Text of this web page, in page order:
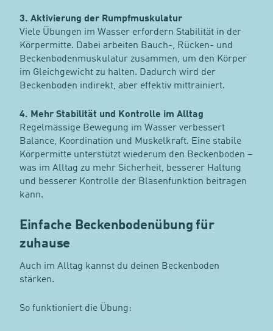
3. Aktivierung der Rumpfmuskulatur
Viele Übungen im Wasser erfordern Stabilität in der
Körpermitte. Dabei arbeiten Bauch-, Rücken- und
Beckenbodenmuskulatur zusammen, um den Körper
im Gleichgewicht zu halten. Dadurch wird der
Beckenboden indirekt, aber effektiv mittrainiert.
4. Mehr Stabilität und Kontrolle im Alltag
Regelmässige Bewegung im Wasser verbessert
Balance, Koordination und Muskelkraft. Eine stabile
Körpermitte unterstützt wiederum den Beckenboden –
was im Alltag zu mehr Sicherheit, besserer Haltung
und besserer Kontrolle der Blasenfunktion beitragen
kann.
Einfache Beckenbodenübung für
zuhause
Auch im Alltag kannst du deinen Beckenboden
stärken.
So funktioniert die Übung: